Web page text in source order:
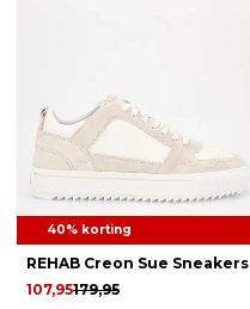
40% korting
REHAB Creon Sue Sneakers
179,95
107,95